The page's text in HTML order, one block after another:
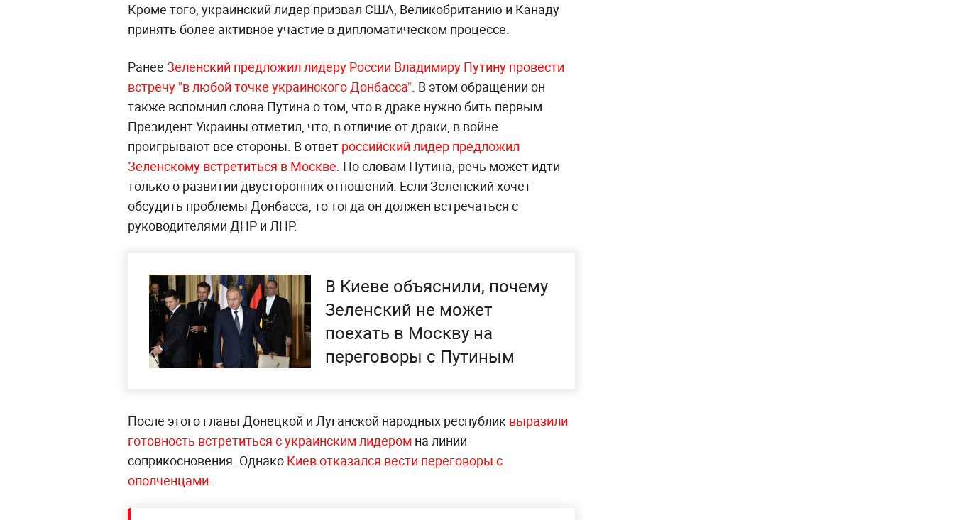
Кроме того, украинский лидер призвал США, Великобританию и Канаду
принять более активное участие в дипломатическом процессе.
Ранее Зеленский предложил лидеру России Владимиру Путину провести
встречу "в любой точке украинского Донбасса". В этом обращении он
также вспомнил слова Путина о том, что в драке нужно бить первым.
Президент Украины отметил, что, в отличие от драки, в войне
проигрывают все стороны. В ответ российский лидер предложил
Зеленскому встретиться в Москве. По словам Путина, речь может идти
только о развитии двусторонних отношений. Если Зеленский хочет
обсудить проблемы Донбасса, то тогда он должен встречаться с
руководителями ДНР и ЛНР.
В Киеве объяснили, почему
Зеленский не может
поехать в Москву на
переговоры с Путиным
После этого главы Донецкой и Луганской народных республик выразили
готовность встретиться с украинским лидером на линии
соприкосновения. Однако Киев отказался вести переговоры с
ополченцами.